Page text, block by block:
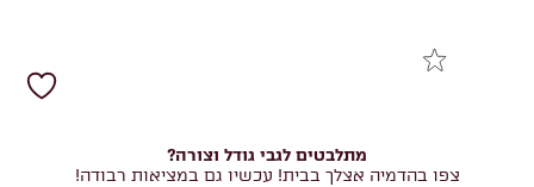
מתלבטים לגבי גודל וצורה?
צפו בהדמיה אצלך בבית! עכשיו גם במציאות רבודה!